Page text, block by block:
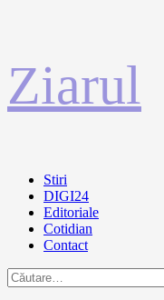
la
conținut
Ziarul
Primary
Menu
Stiri
DIGI24
Editoriale
Cotidian
Contact
Caută
după: